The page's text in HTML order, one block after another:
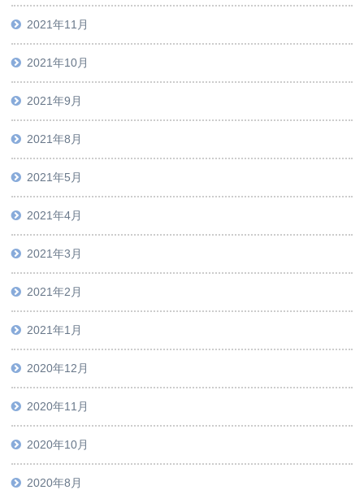
2021年11月
2021年10月
2021年9月
2021年8月
2021年5月
2021年4月
2021年3月
2021年2月
2021年1月
2020年12月
2020年11月
2020年10月
2020年8月